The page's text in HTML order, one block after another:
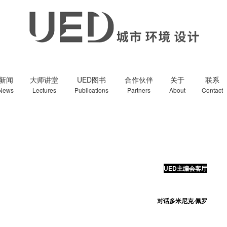
闻 大师讲堂
Lectures
UED图书
Publications
合作伙伴
Partners
关于
About
联系
Contact
UED主编会客厅
对话多米尼克·佩罗